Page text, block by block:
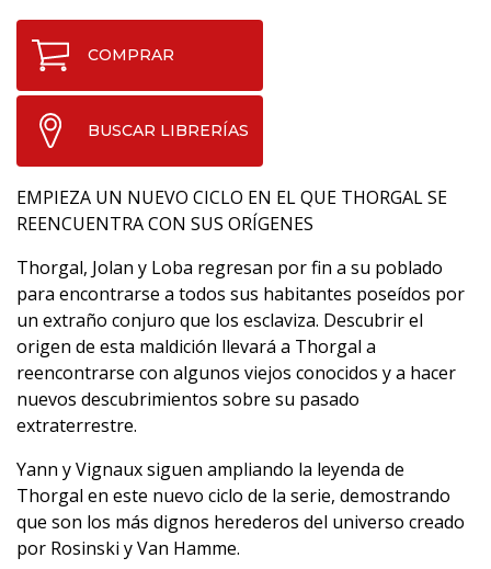
COMPRAR
BUSCAR LIBRERÍAS
EMPIEZA UN NUEVO CICLO EN EL QUE THORGAL SE
REENCUENTRA CON SUS ORÍGENES
Thorgal, Jolan y Loba regresan por fin a su poblado
para encontrarse a todos sus habitantes poseídos por
un extraño conjuro que los esclaviza. Descubrir el
origen de esta maldición llevará a Thorgal a
reencontrarse con algunos viejos conocidos y a hacer
nuevos descubrimientos sobre su pasado
extraterrestre.
Yann y Vignaux siguen ampliando la leyenda de
Thorgal en este nuevo ciclo de la serie, demostrando
que son los más dignos herederos del universo creado
por Rosinski y Van Hamme.